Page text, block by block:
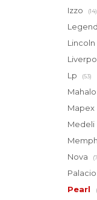
Izzo (14)
Legend
Lincoln
Lp (53)
Mahalo
Mapex
Medeli
Nova
Pearl